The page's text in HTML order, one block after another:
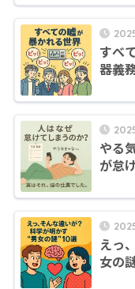
すべ
器義
やる
が怠
えっ
女の